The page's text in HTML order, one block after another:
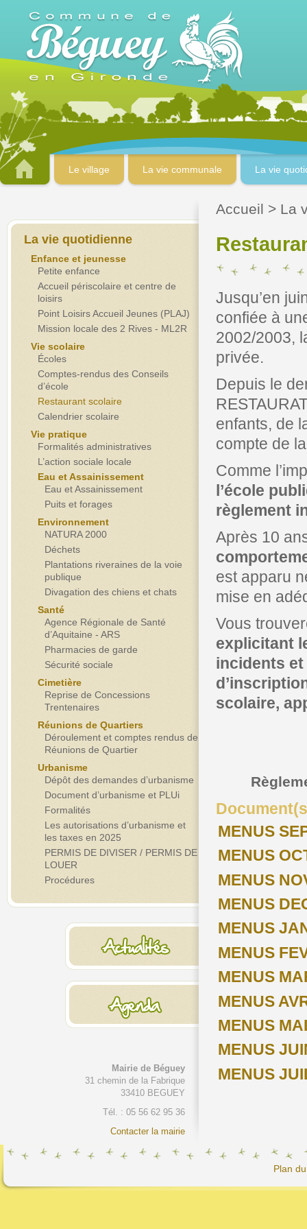
Le village La vie communale La vie
La vie quotidienne
Enfance et jeunesse
Petite enfance
Accueil périscolaire et centre de
loisirs
Point Loisirs Accueil Jeunes (PLAJ)
Mission locale des 2 Rives - ML2R
Vie scolaire
Écoles
Comptes-rendus des Conseils
d’école
Restaurant scolaire
Calendrier scolaire
Vie pratique
Formalités administratives
L’action sociale locale
Eau et Assainissement
Eau et Assainissement
Puits et forages
Environnement
NATURA 2000
Déchets
Plantations riveraines de la voie
publique
Divagation des chiens et chats
Santé
Agence Régionale de Santé
d’Aquitaine - ARS
Pharmacies de garde
Sécurité sociale
Cimetière
Reprise de Concessions
Trentenaires
Réunions de Quartiers
Déroulement et comptes rendus de
Réunions de Quartier
Urbanisme
Dépôt des demandes d’urbanisme
Document d’urbanisme et PLUi
Formalités
Les autorisations d’urbanisme et
les taxes en 2025
PERMIS DE DIVISER / PERMIS DE
LOUER
Procédures
Mairie de Béguey
31 chemin de la Fabrique
33410 BEGUEY
Tél. : 05 56 62 95 36
Contacter la mairie
Accueil > La
Jusqu’en
confiée à
2002/2003,
privée.
Depuis le
enfants, de
compte de
Comme
l’école
règlement
Après 10
est apparu
mise en
Vous
explicitant
incidents et
scolaire,
MENUS
MENUS
MENUS
MENUS
MENUS
MENUS
MENUS
MENUS
MENUS
MENUS
MENUS
Plan